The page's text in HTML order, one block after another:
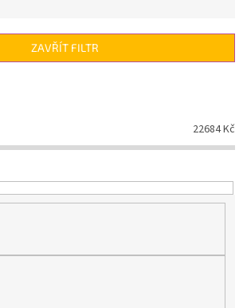
ZAVŘÍT FILTR
22684Kč